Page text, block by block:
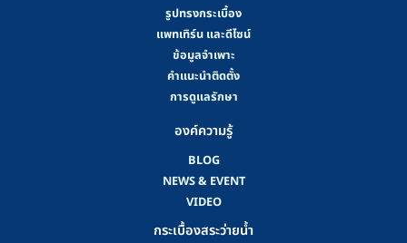
รูปทรงกระเบื้อง
แพทเทิร์น และดีไซน์
ข้อมูลจำเพาะ
คําแนะนําติดตั้ง
การดูแลรักษา
องค์ความรู้
BLOG
NEWS & EVENT
VIDEO
กระเบื้องสระว่ายน้ำ